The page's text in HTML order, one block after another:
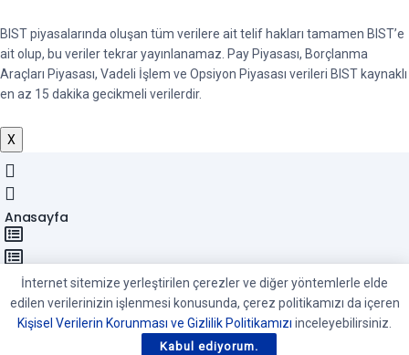
BIST piyasalarında oluşan tüm verilere ait telif hakları tamamen BIST’e
ait olup, bu veriler tekrar yayınlanamaz. Pay Piyasası, Borçlanma
Araçları Piyasası, Vadeli İşlem ve Opsiyon Piyasası verileri BIST kaynaklı
en az 15 dakika gecikmeli verilerdir.
X
İnternet sitemize yerleştirilen çerezler ve diğer yöntemlerle elde
edilen verilerinizin işlenmesi konusunda, çerez politikamızı da içeren
Kişisel Verilerin Korunması ve Gizlilik Politikamızı inceleyebilirsiniz.
Kabul ediyorum.
Anasayfa
Kategoriler